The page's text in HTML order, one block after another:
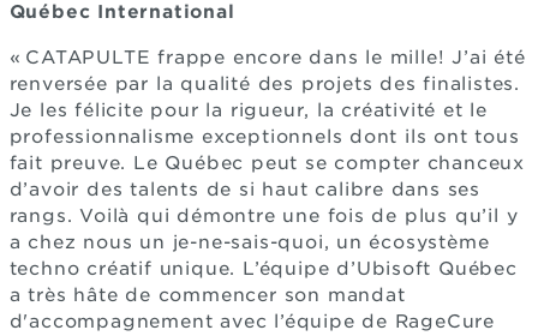
Québec International
« CATAPULTE frappe encore dans le mille! J’ai été
renversée par la qualité des projets des finalistes.
Je les félicite pour la rigueur, la créativité et le
professionnalisme exceptionnels dont ils ont tous
fait preuve. Le Québec peut se compter chanceux
d’avoir des talents de si haut calibre dans ses
rangs. Voilà qui démontre une fois de plus qu’il y
a chez nous un je-ne-sais-quoi, un écosystème
techno créatif unique. L’équipe d’Ubisoft Québec
a très hâte de commencer son mandat
d'accompagnement avec l’équipe de RageCure